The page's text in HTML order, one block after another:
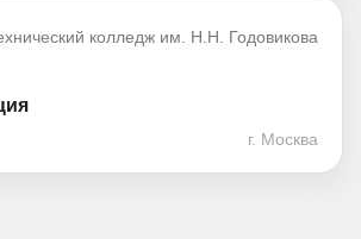
колледж им. Н.Н. Годовикова
г. Москва